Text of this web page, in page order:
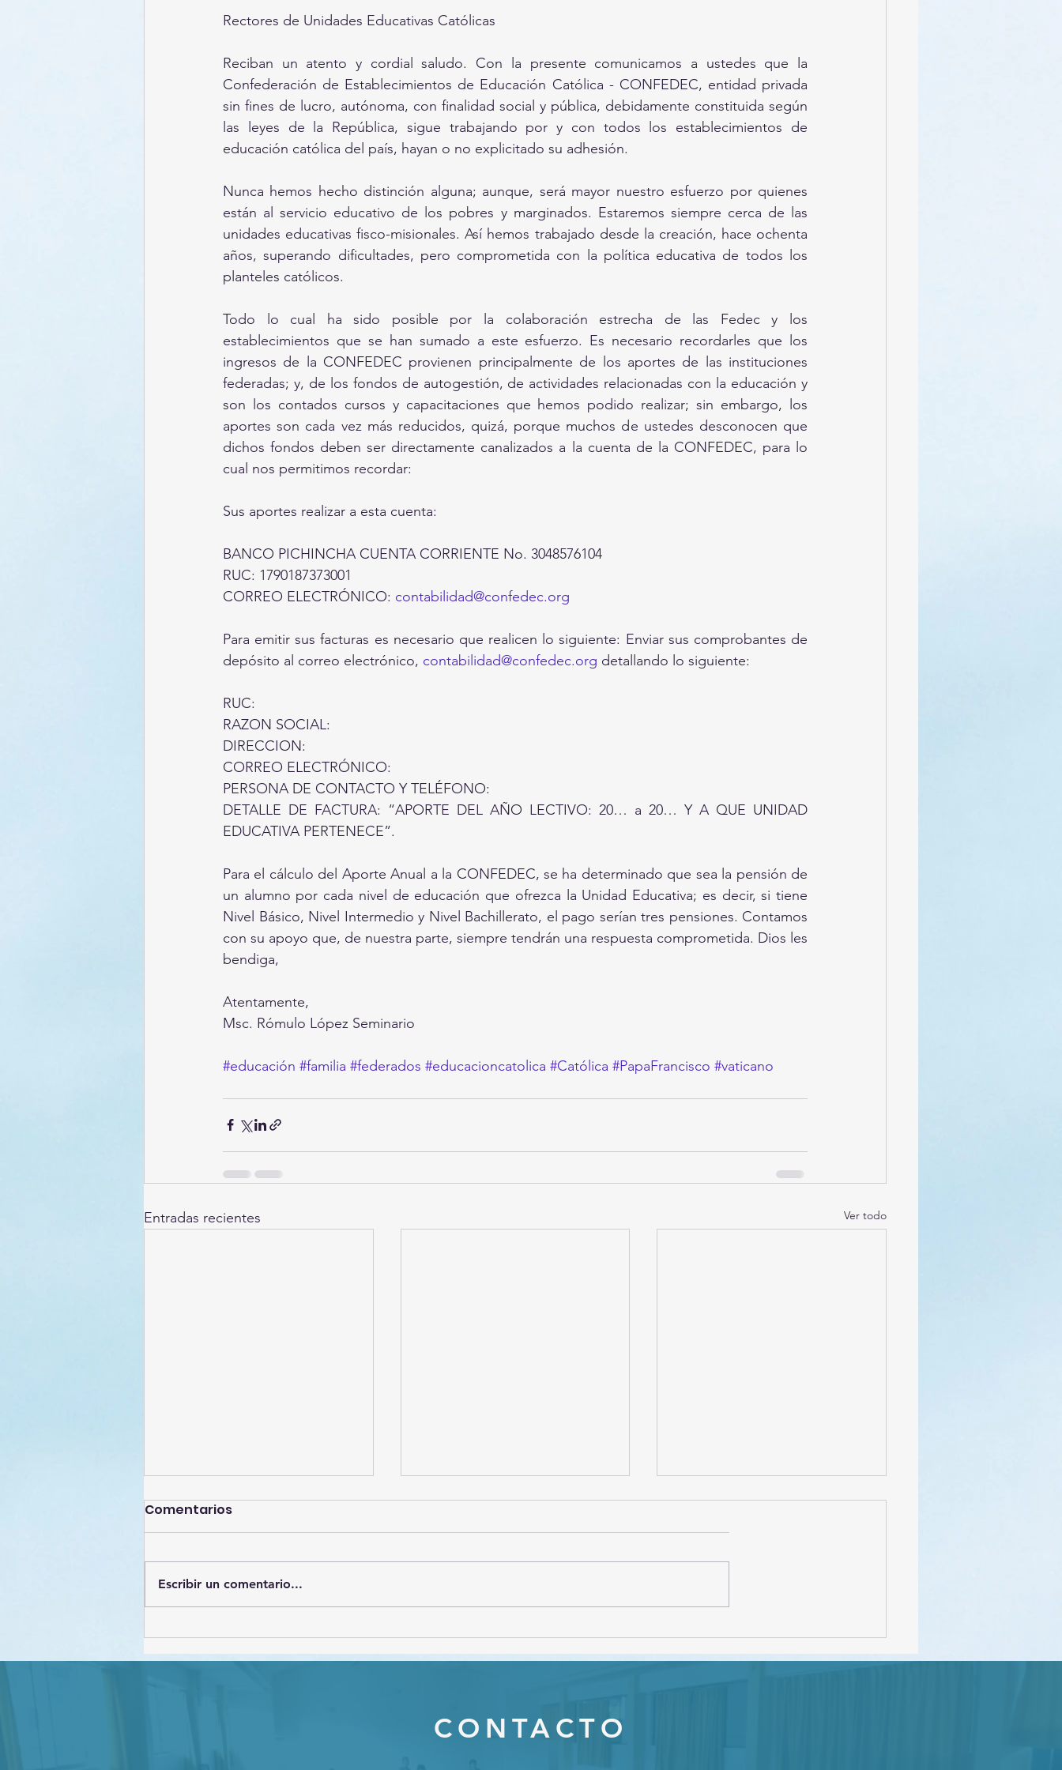
Rectores de Unidades Educativas Católicas
Reciban un atento y cordial saludo. Con la presente comunicamos a ustedes que la
Confederación de Establecimientos de Educación Católica - CONFEDEC, entidad privada
sin fines de lucro, autónoma, con finalidad social y pública, debidamente constituida según
las leyes de la República, sigue trabajando por y con todos los establecimientos de
educación católica del país, hayan o no explicitado su adhesión.
Nunca hemos hecho distinción alguna; aunque, será mayor nuestro esfuerzo por quienes
están al servicio educativo de los pobres y marginados. Estaremos siempre cerca de las
unidades educativas fisco-misionales. Así hemos trabajado desde la creación, hace ochenta
años, superando dificultades, pero comprometida con la política educativa de todos los
planteles católicos.
Todo lo cual ha sido posible por la colaboración estrecha de las Fedec y los
establecimientos que se han sumado a este esfuerzo. Es necesario recordarles que los
ingresos de la CONFEDEC provienen principalmente de los aportes de las instituciones
federadas; y, de los fondos de autogestión, de actividades relacionadas con la educación y
son los contados cursos y capacitaciones que hemos podido realizar; sin embargo, los
aportes son cada vez más reducidos, quizá, porque muchos de ustedes desconocen que
dichos fondos deben ser directamente canalizados a la cuenta de la CONFEDEC, para lo
cual nos permitimos recordar:
Sus aportes realizar a esta cuenta:
BANCO PICHINCHA CUENTA CORRIENTE No. 3048576104
RUC: 1790187373001
CORREO ELECTRÓNICO: contabilidad@confedec.org
Para emitir sus facturas es necesario que realicen lo siguiente: Enviar sus comprobantes de
depósito al correo electrónico, contabilidad@confedec.org detallando lo siguiente:
RUC:
RAZON SOCIAL:
DIRECCION:
CORREO ELECTRÓNICO:
PERSONA DE CONTACTO Y TELÉFONO:
DETALLE DE FACTURA: “APORTE DEL AÑO LECTIVO: 20… a 20… Y A QUE UNIDAD
EDUCATIVA PERTENECE”.
Para el cálculo del Aporte Anual a la CONFEDEC, se ha determinado que sea la pensión de
un alumno por cada nivel de educación que ofrezca la Unidad Educativa; es decir, si tiene
Nivel Básico, Nivel Intermedio y Nivel Bachillerato, el pago serían tres pensiones. Contamos
con su apoyo que, de nuestra parte, siempre tendrán una respuesta comprometida. Dios les
bendiga,
Atentamente,
Msc. Rómulo López Seminario
#educación #familia #federados #educacioncatolica #Católica #PapaFrancisco #vaticano
Entradas recientes Ver todo
Estrategias de
Protección de datos
Webinar "Gestión de
conflictos en el ámbito
CONFEDEC – INEVAL
Comentarios
Escribir un comentario...
CONTACTO